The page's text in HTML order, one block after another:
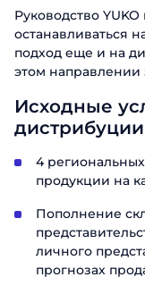
Руководство
останавливаться
подход еще и на
этом направлении
Исходные
4
продукции на
Пополнение
личного
прогнозах